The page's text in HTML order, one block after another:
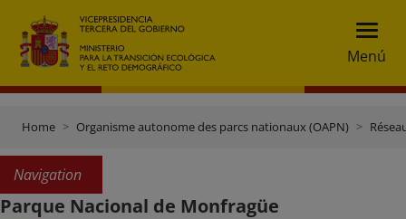
Menú
Home Organisme autonome des parcs nationaux (OAPN)
Navigation
Parque Nacional de Monfragüe